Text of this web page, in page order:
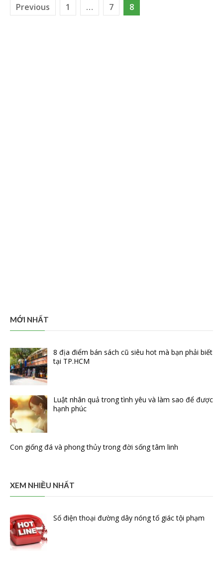
Posts pagination
Previous 1 … 7 8
MỚI NHẤT
8 địa điểm bán sách cũ siêu hot mà bạn phải biết
tại TP.HCM
Luật nhân quả trong tình yêu và làm sao để được
hạnh phúc
Con giống đá và phong thủy trong đời sống tâm linh
XEM NHIỀU NHẤT
Số điện thoại đường dây nóng tố giác tội phạm